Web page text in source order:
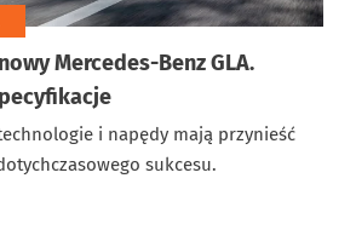
Mercedes-Benz GLA.
i napędy mają przynieść
sukcesu.